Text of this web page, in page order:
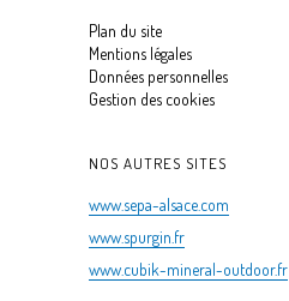
Plan du site
Mentions légales
Données personnelles
Gestion des cookies
NOS AUTRES SITES
www.sepa-alsace.com
www.spurgin.fr
www.cubik-mineral-outdoor.fr